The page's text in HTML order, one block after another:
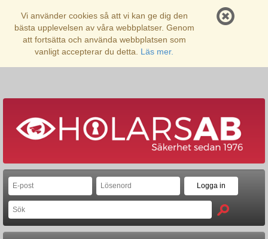
Vi använder cookies så att vi kan ge dig den
bästa upplevelsen av våra webbplatser. Genom
att fortsätta och använda webbplatsen som
vanligt accepterar du detta. Läs mer.